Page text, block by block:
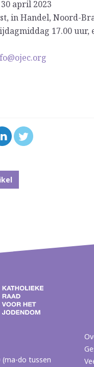
april 2023
in Handel, Noord-
17.00 uur,
(ma-do tussen